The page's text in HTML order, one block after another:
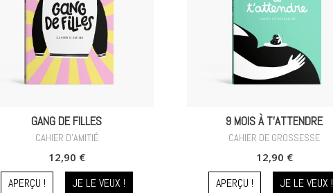
GANG DE FILLES
CAHIER D'AMITIÉ
12,90 €
APERÇU ! JE LE VEUX !
9 MOIS À T'ATTENDRE
CAHIER DE GROSSESSE
12,90 €
APERÇU ! JE LE VEUX !